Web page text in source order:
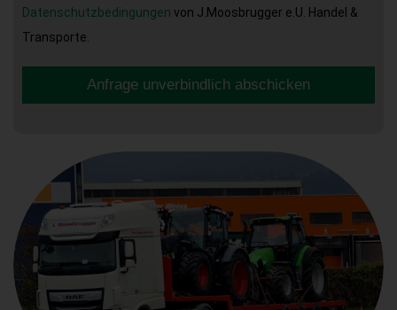
Datenschutzbedingungen von J.Moosbrugger e.U. Handel &
Transporte.
Anfrage unverbindlich abschicken